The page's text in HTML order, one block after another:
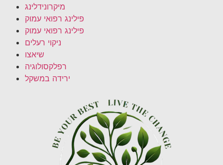
מיקרונידלינג
פילינג רפואי עמוק
פילינג רפואי עמוק
ניקוי רעלים
שיאצו
רפלקסולוגיה
ירידה במשקל